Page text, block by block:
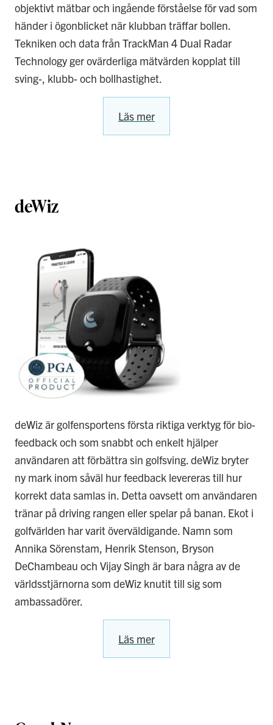
objektivt mätbar och ingående förståelse för vad som
händer i ögonblicket när klubban träffar bollen.
Tekniken och data från TrackMan 4 Dual Radar
Technology ger ovärderliga mätvärden kopplat till
sving-, klubb- och bollhastighet.
Läs mer
deWiz
deWiz är golfensportens första riktiga verktyg för bio-
feedback och som snabbt och enkelt hjälper
användaren att förbättra sin golfsving. deWiz bryter
ny mark inom såväl hur feedback levereras till hur
korrekt data samlas in. Detta oavsett om användaren
tränar på driving rangen eller spelar på banan. Ekot i
golfvärlden har varit överväldigande. Namn som
Annika Sörenstam, Henrik Stenson, Bryson
DeChambeau och Vijay Singh är bara några av de
världsstjärnorna som deWiz knutit till sig som
ambassadörer.
Läs mer